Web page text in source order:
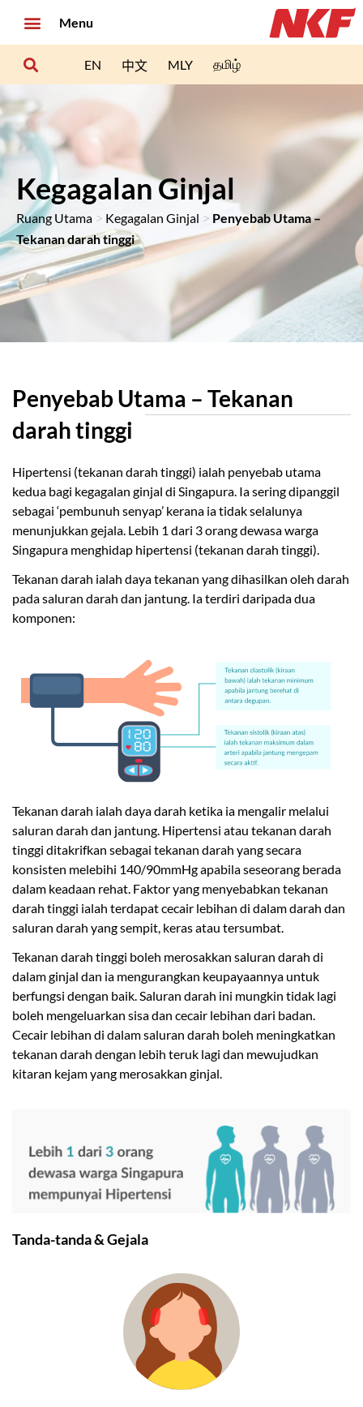
Menu
EN 中文 MLY தமிழ்
Kegagalan Ginjal
Ruang Utama > Kegagalan Ginjal > Penyebab Utama –
Tekanan darah tinggi
Penyebab Utama – Tekanan
darah tinggi
Hipertensi (tekanan darah tinggi) ialah penyebab utama
kedua bagi kegagalan ginjal di Singapura. Ia sering dipanggil
sebagai ‘pembunuh senyap’ kerana ia tidak selalunya
menunjukkan gejala. Lebih 1 dari 3 orang dewasa warga
Singapura menghidap hipertensi (tekanan darah tinggi).
Tekanan darah ialah daya tekanan yang dihasilkan oleh darah
pada saluran darah dan jantung. Ia terdiri daripada dua
komponen:
Tekanan darah ialah daya darah ketika ia mengalir melalui
saluran darah dan jantung. Hipertensi atau tekanan darah
tinggi ditakrifkan sebagai tekanan darah yang secara
konsisten melebihi 140/90mmHg apabila seseorang berada
dalam keadaan rehat. Faktor yang menyebabkan tekanan
darah tinggi ialah terdapat cecair lebihan di dalam darah dan
saluran darah yang sempit, keras atau tersumbat.
Tekanan darah tinggi boleh merosakkan saluran darah di
dalam ginjal dan ia mengurangkan keupayaannya untuk
berfungsi dengan baik. Saluran darah ini mungkin tidak lagi
boleh mengeluarkan sisa dan cecair lebihan dari badan.
Cecair lebihan di dalam saluran darah boleh meningkatkan
tekanan darah dengan lebih teruk lagi dan mewujudkan
kitaran kejam yang merosakkan ginjal.
Tanda-tanda & Gejala